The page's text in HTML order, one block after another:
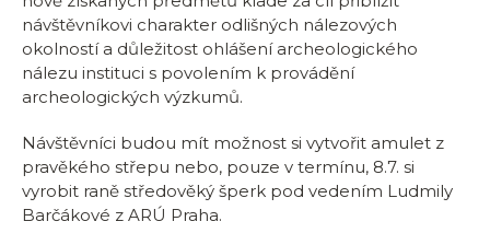
návštěvníkovi charakter odlišných nálezových
okolností a důležitost ohlášení archeologického
nálezu instituci s povolením k provádění
archeologických výzkumů.
Návštěvníci budou mít možnost si vytvořit amulet z
pravěkého střepu nebo, pouze v termínu, 8.7. si
vyrobit raně středověký šperk pod vedením Ludmily
Barčákové z ARÚ Praha.